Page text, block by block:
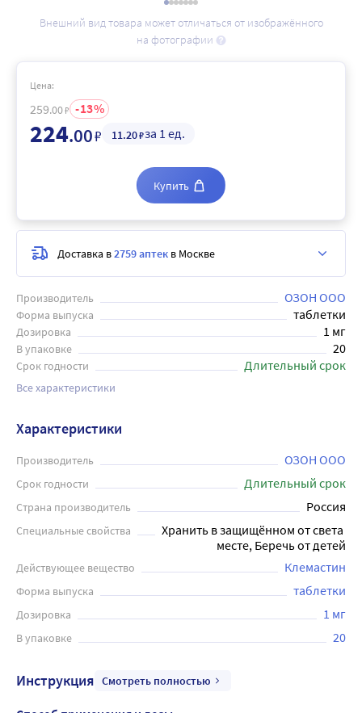
Внешний вид товара может отличаться от изображённого
на фотографии
Производитель ОЗОН ООО
Форма выпуска таблетки
Дозировка 1 мг
В упаковке 20
Срок годности Длительный срок
Все характеристики
Цена:
259.00₽ 13
224.00₽ 11.20₽за 1 ед.
Купить
Доставка в2759 аптек в Москве
Характеристики
Производитель ОЗОН ООО
Срок годности Длительный срок
Страна производитель Россия
Специальные свойства
Хранить в защищённом от света
месте, Беречь от детей
Действующее вещество Клемастин
Форма выпуска таблетки
Дозировка 1 мг
В упаковке 20
Инструкция Смотреть полностью